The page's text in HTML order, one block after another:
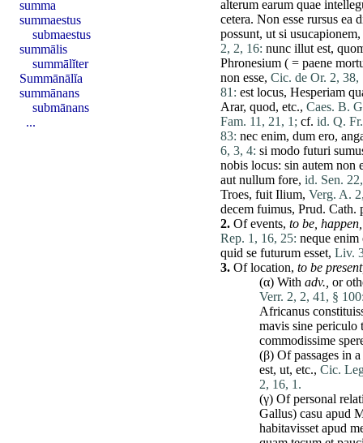
alterum earum quae
cetera. Non esse rursus ea
possunt, ut si usucapionem,
2, 2, 16: nunc illut est,
Phronesium ( = paene
non esse, Cic. de Or. 2, 38,
81: est locus, Hesperiam
Arar, quod, etc., Caes. B.
Fam. 11, 21, 1; cf. id. Q.
83: nec enim, dum ero,
6, 3, 4: si modo futuri
nobis locus: sin autem non
aut nullum fore, id. Sen.
Troes, fuit Ilium, Verg. A.
decem fuimus, Prud. Cath.
2. Of events, to be, happen,
Rep. 1, 16, 25: neque enim
quid se futurum esset, Liv.
3. Of location, to be
(α) With adv., or
Verr. 2, 2, 41, §
Africanus
mavis sine periculo
commodissime
(β) Of passages in
est, ut, etc., Cic.
2, 16, 1.
(γ) Of personal
Gallus) casu apud
habitavisset apud
summa
summaestus
submaestus
summālis
summālĭter
Summānālĭa
summānans
submānans
...